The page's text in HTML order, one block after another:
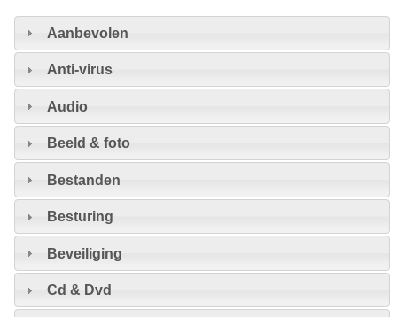
Aanbevolen
Anti-virus
Audio
Beeld & foto
Bestanden
Besturing
Beveiliging
Cd & Dvd